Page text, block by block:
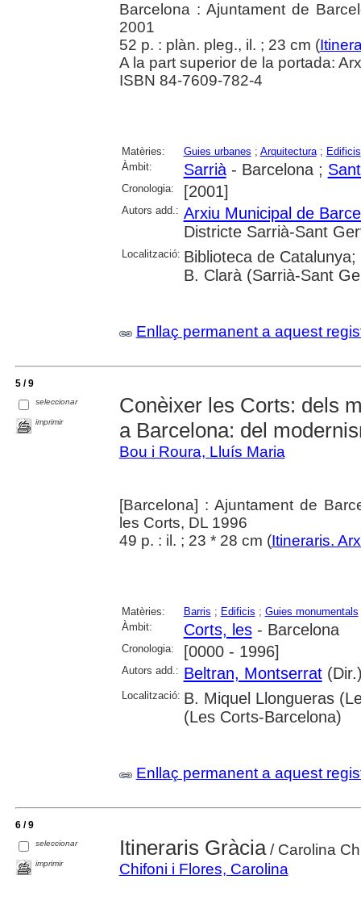
Barcelona : Ajuntament de
2001
52 p. : plàn. pleg., il. ; 23 cm (
A la part superior de la portada:
ISBN 84-7609-782-4
Matèries: Guies urbanes ; Arquitectura; Edificis
Àmbit:
Sarrià- Barcelona ;
Cronologia: [2001]
Autors add.: Arxiu Municipal de
Districte Sarrià-Sant
Localització: Biblioteca de
B. Clarà (Sarrià-Sant
Enllaç permanent a aquest
5 / 9
seleccionar
imprimir
Conèixer les Corts: dels
a Barcelona: del
Bou i Roura, Lluís Maria
[Barcelona] : Ajuntament de
les Corts, DL 1996
49 p. : il. ; 23 * 28 cm (Itineraris.
Matèries: Barris ; Edificis ; Guies monumentals
Àmbit:
Corts, les- Barcelona
Cronologia: [0000 - 1996]
Autors add.: Beltran, Montserrat
Localització: B. Miquel Llongueras
(Les Corts-Barcelona)
Enllaç permanent a aquest
6 / 9
seleccionar
imprimir
Itineraris Gràcia/ Carolina
Chifoni i Flores, Carolina